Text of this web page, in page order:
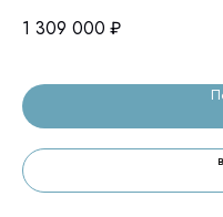
1 309 000 ₽